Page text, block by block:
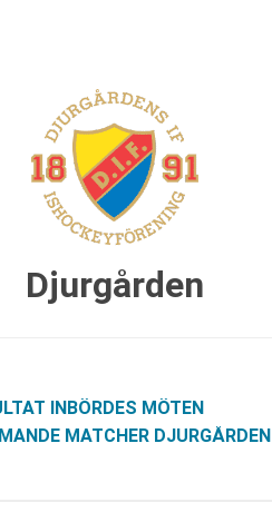
Djurgården
INBÖRDES MÖTEN
MATCHER DJURGÅRDEN